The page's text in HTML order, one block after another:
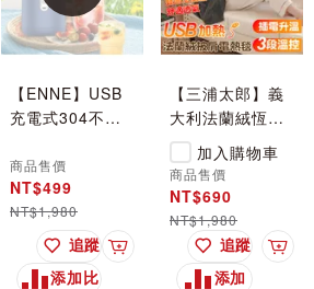
車
【ENNE】USB
充電式304不鏽
杯/榨汁機/運動
果汁機/顏色隨機
(果汁機/調理機)
(S0135)
商品售價
NT$499
NT$1,980
加入購物車
追蹤
添加比
【三浦太郎】義
大利法蘭絨恆溫
電熱毯(毯子/披
肩毯/暖身毯/發
熱毯)(B0059-A)
商品售價
NT$690
NT$1,980
加入購物車
加入
追蹤
添加